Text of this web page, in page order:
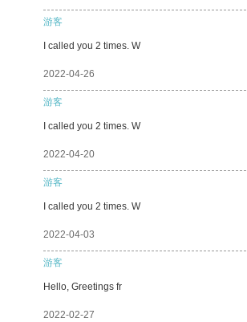
游客
I called you 2 times. W
2022-04-26
游客
I called you 2 times. W
2022-04-20
游客
I called you 2 times. W
2022-04-03
游客
Hello, Greetings fr
2022-02-27